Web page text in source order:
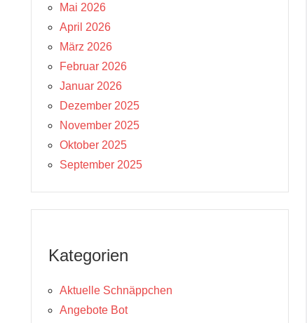
Mai 2026
April 2026
März 2026
Februar 2026
Januar 2026
Dezember 2025
November 2025
Oktober 2025
September 2025
Kategorien
Aktuelle Schnäppchen
Angebote Bot